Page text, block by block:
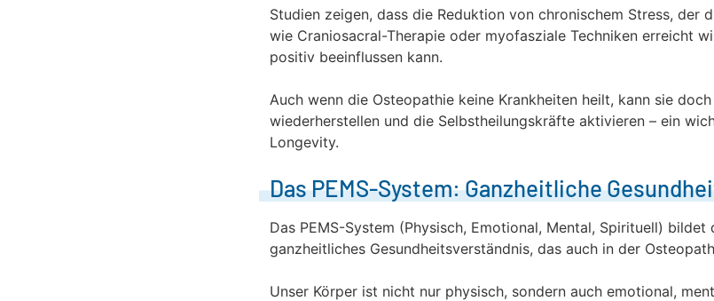
Studien zeigen, dass die Reduktion von chronischem Stress, der
wie Craniosacral-Therapie oder myofasziale Techniken erreicht
positiv beeinflussen kann.
Auch wenn die Osteopathie keine Krankheiten heilt, kann sie
wiederherstellen und die Selbstheilungskräfte aktivieren – ein
Longevity.
Das PEMS-System: Ganzheitliche
Das PEMS-System (Physisch, Emotional, Mental, Spirituell) bildet
ganzheitliches Gesundheitsverständnis, das auch in der
Unser Körper ist nicht nur physisch, sondern auch emotional,